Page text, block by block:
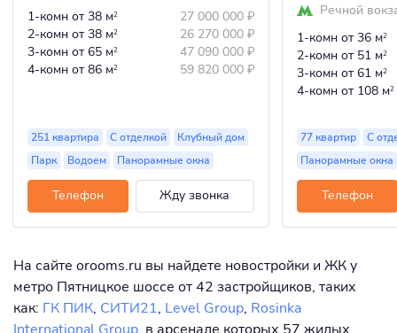
1-комн от 38 м2 27 000 000 ₽
2-комн от 38 м2 26 270 000 ₽
3-комн от 65 м2 47 090 000 ₽
4-комн от 86 м2 59 820 000 ₽
251 квартира С отделкой
Клубный дом
Парк
Водоем Панорамные окна
Телефон Жду звонка
Речной
1-комн от 36 м2
2-комн от 51 м2
3-комн от 61 м2
4-комн от 108 м2
77 квартир
С
Панорамные окна
Телефон
На сайте orooms.ru вы найдете новостройки и ЖК у
метро Пятницкое шоссе от 42 застройщиков, таких
как: ГК ПИК, СИТИ21, Level Group, Rosinka